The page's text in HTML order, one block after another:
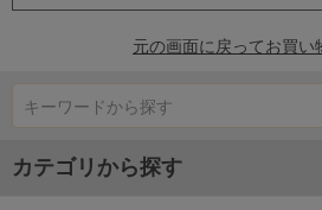
元の画面に戻ってお買い
キーワードから探す
カテゴリから探す